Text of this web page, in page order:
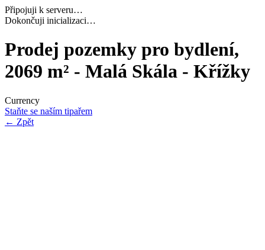
Připojuji k serveru…
Ověřuji identitu relace…
Prodej pozemky pro bydlení,
2069 m² - Malá Skála - Křížky
Currency
Staňte se naším tipařem
← Zpět